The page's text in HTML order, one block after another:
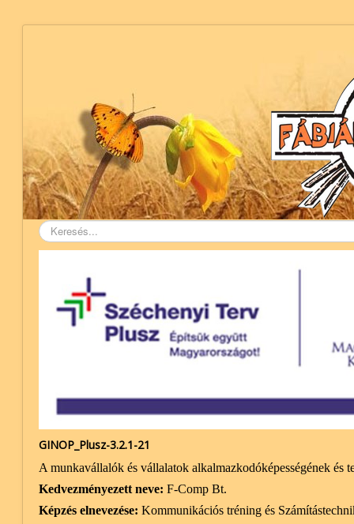
Keresés...
GINOP_Plusz-3.2.1-21
A munkavállalók és vállalatok alkalmazkodóképességének és
Kedvezményezett neve: F-Comp Bt.
Képzés elnevezése: Kommunikációs tréning és